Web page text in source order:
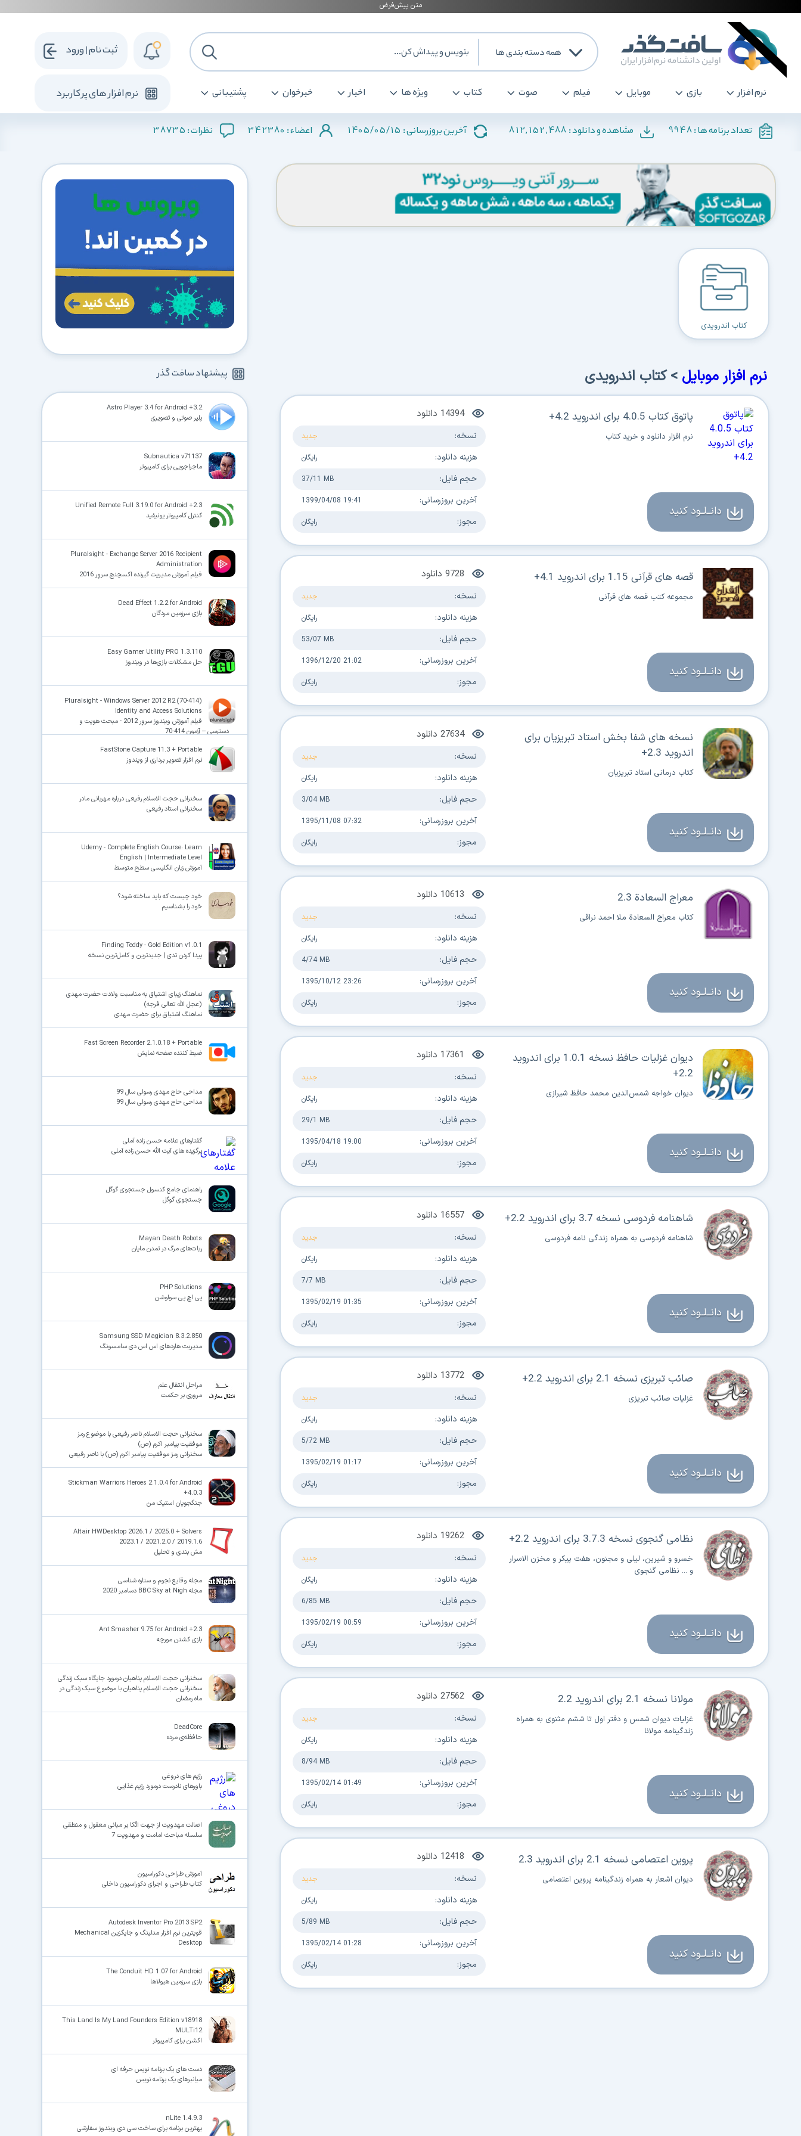
همه دسته بندی ها
نرم افزار بازی موبایل فیلم صوت کتاب ویژه ها اخبار خبرخوان پشتیبانی نرم افزار های پرکاربرد
ثبت نام | ورود
تعداد برنامه ها :9948 مشاهده و دانلود : 812,152,488 آخرین بروزرسانی : 1405/05/15 اعضاء : 342380 نظرات : 38735
کتاب اندرویدی
نرم افزار موبایل > کتاب اندرویدی
پاتوق کتاب 4.0.5 برای اندروید 4.2+
نرم افزار دانلود و خرید کتاب
14394 دانلود
نسخه: جدید
هزینه دانلود: رایگان
حجم فایل: 37/11 MB
آخرین بروزرسانی: 1399/04/08 19:41
مجوز: رایگان
دانــلــود کنید
قصه های قرآنی 1.15 برای اندروید 4.1+
مجموعه کتب قصه های قرآنی
9728 دانلود
نسخه: جدید
هزینه دانلود: رایگان
حجم فایل: 53/07 MB
آخرین بروزرسانی: 1396/12/20 21:02
مجوز: رایگان
دانــلــود کنید
نسخه های شفا بخش استاد تبریزیان برای
اندروید 2.3+
کتاب درمانی استاد تبریزیان
27634 دانلود
نسخه: جدید
هزینه دانلود: رایگان
حجم فایل: 3/04 MB
آخرین بروزرسانی: 1395/11/08 07:32
مجوز: رایگان
دانــلــود کنید
معراج السعادة 2.3
کتاب معراج السعادة ملا احمد نراقی
10613 دانلود
نسخه: جدید
هزینه دانلود: رایگان
حجم فایل: 4/74 MB
آخرین بروزرسانی: 1395/10/12 23:26
مجوز: رایگان
دانــلــود کنید
دیوان غزلیات حافظ نسخه 1.0.1 برای اندروید
2.2+
دیوان خواجه شمس‌الدین محمد حافظ شیرازی
17361 دانلود
نسخه: جدید
هزینه دانلود: رایگان
حجم فایل: 29/1 MB
آخرین بروزرسانی: 1395/04/18 19:00
مجوز: رایگان
دانــلــود کنید
شاهنامه فردوسی نسخه 3.7 برای اندروید 2.2+
شاهنامه فردوسی به همراه زندگی نامه فردوسی
16557 دانلود
نسخه: جدید
هزینه دانلود: رایگان
حجم فایل: 7/7 MB
آخرین بروزرسانی: 1395/02/19 01:35
مجوز: رایگان
دانــلــود کنید
صائب تبریزی نسخه 2.1 برای اندروید 2.2+
غزلیات صائب تبریزی
13772 دانلود
نسخه: جدید
هزینه دانلود: رایگان
حجم فایل: 5/72 MB
آخرین بروزرسانی: 1395/02/19 01:17
مجوز: رایگان
دانــلــود کنید
نظامی گنجوی نسخه 3.7.3 برای اندروید 2.2+
خسرو و شیرین، لیلی و مجنون، هفت پیکر و مخزن الاسرار
و ... نظامی گنجوی
19262 دانلود
نسخه: جدید
هزینه دانلود: رایگان
حجم فایل: 6/85 MB
آخرین بروزرسانی: 1395/02/19 00:59
مجوز: رایگان
دانــلــود کنید
مولانا نسخه 2.1 برای اندروید 2.2
غزلیات دیوان شمس و دفتر اول تا ششم مثنوی به همراه
زندگینامه مولانا
27562 دانلود
نسخه: جدید
هزینه دانلود: رایگان
حجم فایل: 8/94 MB
آخرین بروزرسانی: 1395/02/14 01:49
مجوز: رایگان
دانــلــود کنید
پروین اعتصامی نسخه 2.1 برای اندروید 2.3
دیوان اشعار به همراه زندگینامه پروین اعتصامی
12418 دانلود
نسخه: جدید
هزینه دانلود: رایگان
حجم فایل: 5/89 MB
آخرین بروزرسانی: 1395/02/14 01:28
مجوز: رایگان
دانــلــود کنید
پیشنهاد سافت گذر
Astro Player 3.4 for Android +3.2
پلیر صوتی و تصویری
Subnautica v71137
ماجراجویی برای کامپیوتر
Unified Remote Full 3.19.0 for Android +2.3
کنترل کامپیوتر یونیفید
Pluralsight - Exchange Server 2016 Recipient
Administration
فیلم آموزش مدیریت گیرنده اکسچنج سروِر 2016
Dead Effect 1.2.2 for Android
بازی سرزمین مردگان
Easy Gamer Utility PRO 1.3.110
حل مشکلات بازی‌ها در ویندوز
Pluralsight - Windows Server 2012 R2 (70-414)
Identity and Access Solutions
فیلم آموزش ویندوز سروِر 2012 - مبحث هویت و
دسترسی – آزمون 414-70
FastStone Capture 11.3 + Portable
نرم افزار تصویر برداری از ویندوز
سخنرانی حجت الاسلام رفیعی درباره مهربانی مادر
سخنرانی استاد رفیعی
Udemy - Complete English Course: Learn
English | Intermediate Level
آموزش زبان انگلیسی سطح متوسط
خود چیست که باید ساخته شود؟
خود را بشناسیم
Finding Teddy - Gold Edition v1.0.1
پیدا کردن تدی | جدیدترین و کامل‌ترین نسخه
نماهنگ زیبای اشتیاق به مناسبت ولادت حضرت مهدی
(عجل الله تعالی فرجه)
نماهنگ اشتیاق برای حضرت مهدی
Fast Screen Recorder 2.1.0.18 + Portable
ضبط کننده صفحه نمایش
مداحی حاج مهدی رسولی سال 99
مداحی حاج مهدی رسولی سال 99
گفتارهای علامه حسن زاده آملی
برگزیده های آیت الله حسن زاده آملی
راهنمای جامع کنسول جستجوی گوگل
جستجوی گوگل
Mayan Death Robots
ربات‌های مرگ در تمدن مایان
PHP Solutions
پی اچ پی سولوشن
Samsung SSD Magician 8.3.2.850
مدیریت هاردهای اس اس دی سامسونگ
مراحل انتقال علم
مروری بر حکمت
سخنرانی حجت الاسلام ناصر رفیعی با موضوع رمز
موفقیت پیامبر اکرم (ص)
سخنرانی رمز موفقیت پیامبر اکرم (ص) با ناصر رفیعی
Stickman Warriors Heroes 2 1.0.4 for Android
+4.0.3
جنگجویان استیک من
Altair HWDesktop 2026.1 / 2025.0 + Solvers
2023.1 / 2021.2.0 / 2019.1.6
مش بندی و تحلیل
مجله وقایع نجوم و ستاره شناسی
مجله BBC Sky at Nigh دسامبر 2020
Ant Smasher 9.75 for Android +2.3
بازی کشتن مورچه
سخنرانی حجت الاسلام پناهیان درمورد جایگاه سبک زندگی
سخنرانی حجت الاسلام پناهیان با موضوع سبک زندگی در
ماه رمضان
DeadCore
حافظه‌ی مرده
رژیم های دروغی
باورهای نادرست درمورد رژیم غذایی
اصالت مهدویت از جهت اتّکا بر مبانى معقول و منطقى
سلسله مباحث امامت و مهدویت 7
آموزش طراحی دکوراسیون
کتاب طراحی و اجرای دکوراسیون داخلی
Autodesk Inventor Pro 2013 SP2
قویترین نرم افزار مدلینگ و جایگزین Mechanical
Desktop
The Conduit HD 1.07 for Android
بازی سرزمین هیولاها
This Land Is My Land Founders Edition v18918
MULTi12
اکشن برای کامپیوتر
دست های یک برنامه نویس حرفه ای
میانبرهای یک برنامه نویس
nLite 1.4.9.3
بهترین برنامه برای ساخت سی دی ویندوز سفارشی